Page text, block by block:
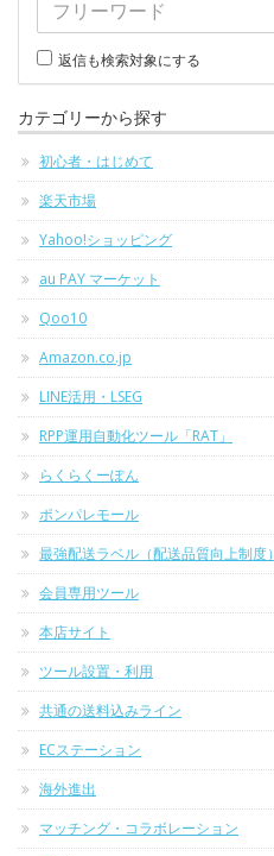
返信も検索対象にする
カテゴリーから探す
初心者・はじめて
楽天市場
Yahoo!ショッピング
au PAY マーケット
Qoo10
Amazon.co.jp
LINE活用・LSEG
RPP運用自動化ツール「RAT」
らくらくーぽん
ポンパレモール
最強配送ラベル（配送品質向上制度）
会員専用ツール
本店サイト
ツール設置・利用
共通の送料込みライン
ECステーション
海外進出
マッチング・コラボレーション